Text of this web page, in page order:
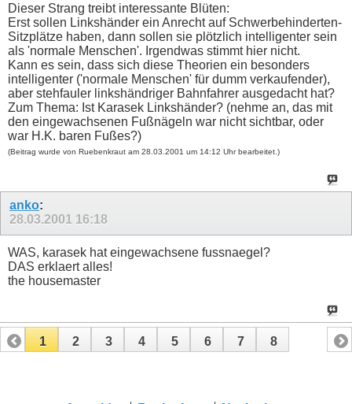
Dieser Strang treibt interessante Blüten:
Erst sollen Linkshänder ein Anrecht auf Schwerbehinderten-
Sitzplätze haben, dann sollen sie plötzlich intelligenter sein
als 'normale Menschen'. Irgendwas stimmt hier nicht.
Kann es sein, dass sich diese Theorien ein besonders
intelligenter ('normale Menschen' für dumm verkaufender),
aber stehfauler linkshändriger Bahnfahrer ausgedacht hat?
Zum Thema: Ist Karasek Linkshänder? (nehme an, das mit
den eingewachsenen Fußnägeln war nicht sichtbar, oder
war H.K. baren Fußes?)
(Beitrag wurde von Ruebenkraut am 28.03.2001 um 14:12 Uhr bearbeitet.)
anko:
28.03.2001 16:18
WAS, karasek hat eingewachsene fussnaegel?
DAS erklaert alles!
the housemaster
1 2 3 4 5 6 7 8